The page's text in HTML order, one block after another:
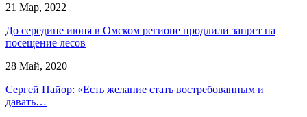
21 Мар, 2022
До середине июня в Омском регионе продлили запрет на
посещение лесов
28 Май, 2020
Сергей Пайор: «Есть желание стать востребованным и
давать…